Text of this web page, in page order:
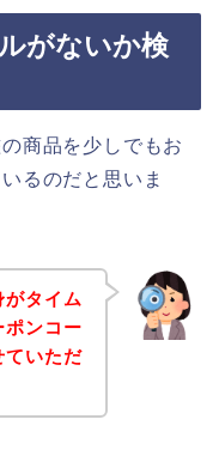
がないか検
商品を少しでもお
るのだと思いま
タイム
ポンコー
ていただ